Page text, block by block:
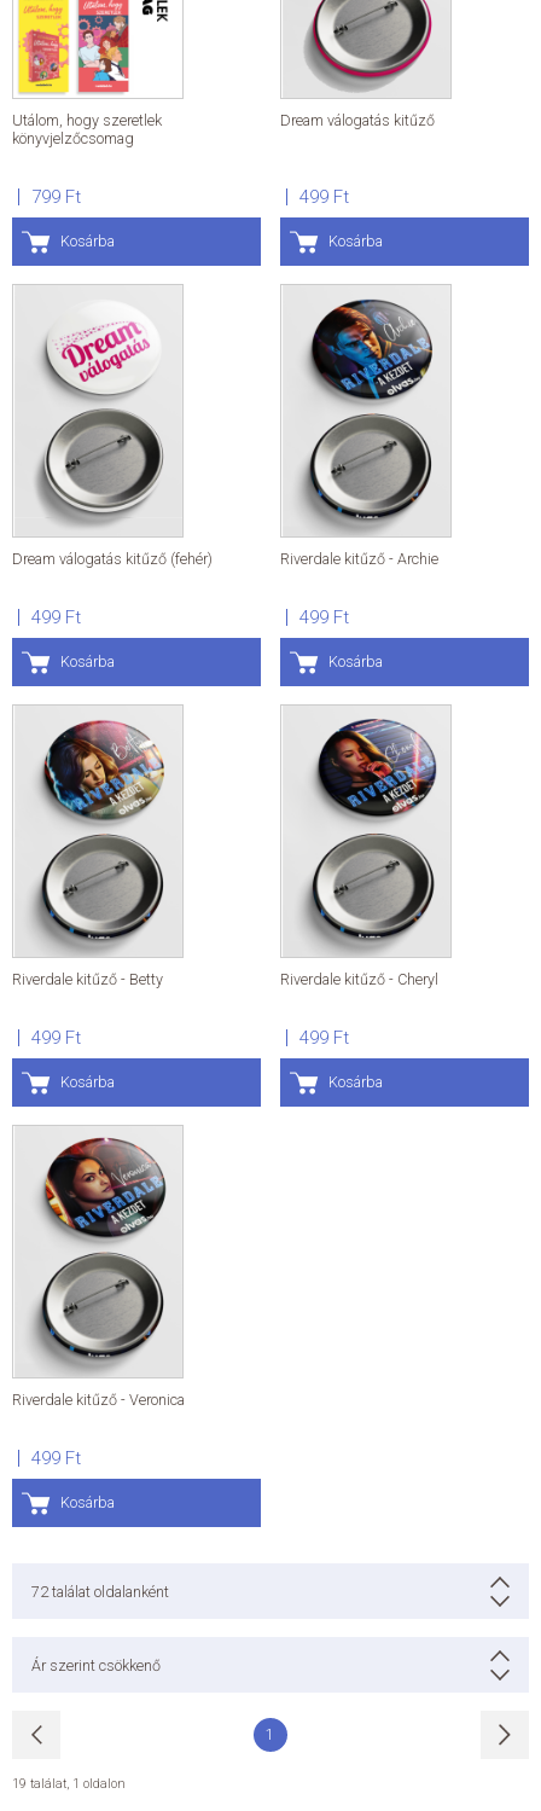
Utálom, hogy szeretlek
könyvjelzőcsomag
799 Ft
Kosárba
Dream válogatás kitűző
499 Ft
Kosárba
Dream válogatás kitűző (fehér)
499 Ft
Kosárba
Riverdale kitűző - Archie
499 Ft
Kosárba
Riverdale kitűző - Betty
499 Ft
Kosárba
Riverdale kitűző - Cheryl
499 Ft
Kosárba
Riverdale kitűző - Veronica
499 Ft
Kosárba
72 találat oldalanként
Ár szerint csökkenő
1
19 találat, 1 oldalon